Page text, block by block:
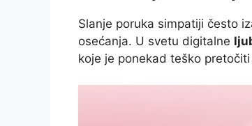
Slanje poruka simpatiji često
osećanja. U svetu digitalne
koje je ponekad teško